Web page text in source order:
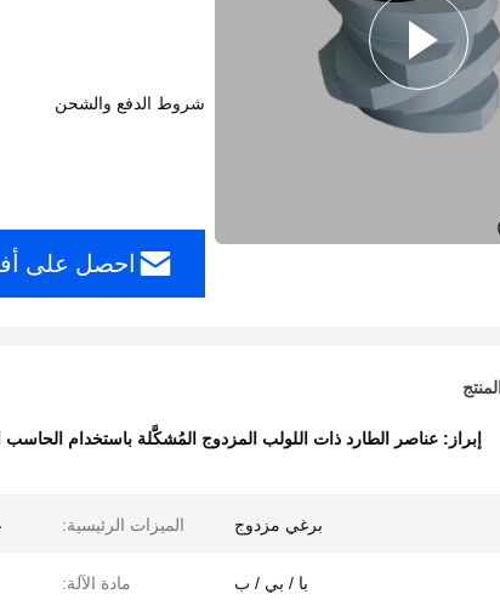
شروط الدفع والشحن
احصل على
إبراز: عناصر الطارد ذات اللولب المزدوج المُشكَّلة باستخدام الحاسب
برغي مزدوج الميزات الرئيسية:
با / بي / ب مادة الآلة: